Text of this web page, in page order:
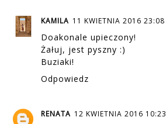
KAMILA 11 KWIETNIA 2016 23:08
Doakonale upieczony!
Żałuj, jest pyszny :)
Buziaki!
Odpowiedz
RENATA 12 KWIETNIA 2016 10:23